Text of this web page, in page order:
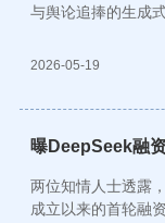
与舆论追捧的生成
早已被头部玩家悄然
2026-05-19
曝DeepSeek融
两位知情人士透露
成立以来的首轮融